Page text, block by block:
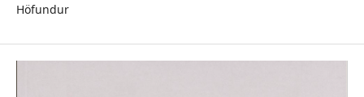
Höfundur